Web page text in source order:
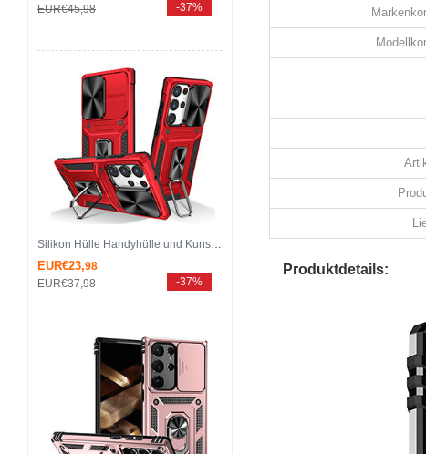
Produktdetails:
EUR€45,98 -37%
Silikon Hülle Handyhülle und Kunststoff Schutzhülle Hartschalen Tasche mit Magnetisch Fingerring Ständer MQ7 für Samsung Galaxy S25 Ultra 5G Rot
EUR€23,98
EUR€37,98 -37%